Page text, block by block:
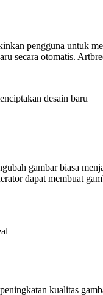
pengguna untuk
secara otomatis.
desain baru
gambar biasa
dapat membuat
kualitas